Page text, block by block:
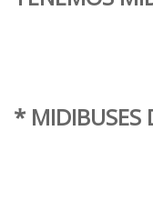
* MIDIBUSES